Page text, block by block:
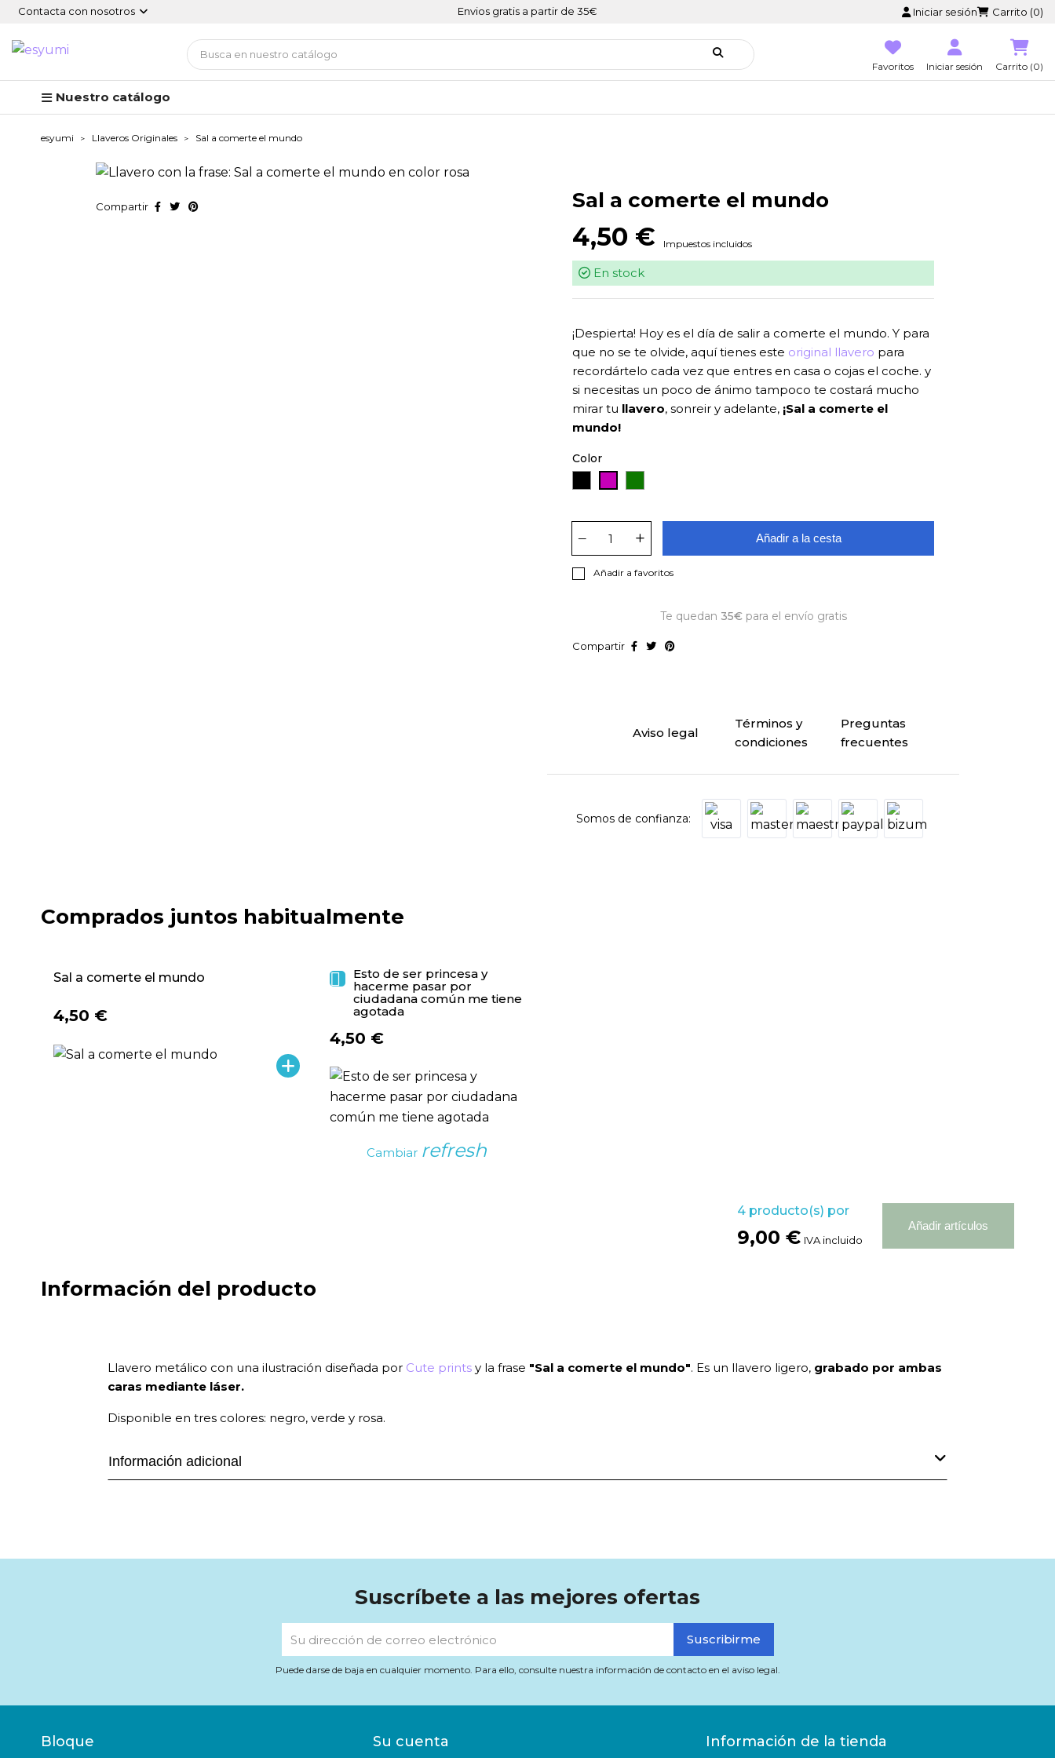
Contacta con nosotros Envios gratis a partir de 35€ Iniciar sesión Carrito (0)
Favoritos Iniciar sesión Carrito (0)
Nuestro catálogo
esyumi Llaveros Originales Sal a comerte el mundo
Compartir Sal a comerte el mundo
4,50 € Impuestos incluidos
En stock
¡Despierta! Hoy es el día de salir a comerte el mundo. Y para
que no se te olvide, aquí tienes este original llavero para
recordártelo cada vez que entres en casa o cojas el coche. y
si necesitas un poco de ánimo tampoco te costará mucho
mirar tu llavero, sonreir y adelante, ¡Sal a comerte el
mundo!
Color
Añadir a la cesta
Añadir a favoritos
Te quedan 35€para el envío gratis
Compartir
Aviso legal
Términos y
condiciones
Preguntas
frecuentes
Somos de confianza:
Comprados juntos habitualmente
Sal a comerte el mundo
4,50 €

Esto de ser princesa y
hacerme pasar por
ciudadana común me tiene
agotada
4,50 €
Cambiar refresh
4 producto(s) por
9,00 € IVA incluido
Añadir artículos
Información del producto
Llavero metálico con una ilustración diseñada por Cute prints y la frase "Sal a comerte el mundo". Es un llavero ligero, grabado por ambas
caras mediante láser.
Disponible en tres colores: negro, verde y rosa.
Información adicional
Suscríbete a las mejores ofertas
Puede darse de baja en cualquier momento. Para ello, consulte nuestra información de contacto en el aviso legal.
Bloque Su cuenta Información de la tienda